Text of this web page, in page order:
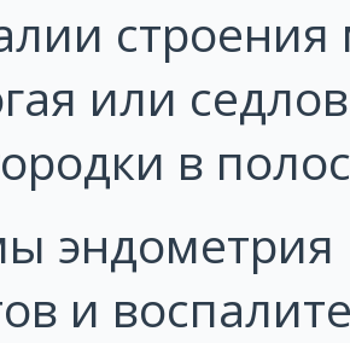
или
в
эндометрия
и